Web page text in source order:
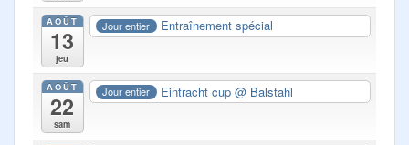
AOÛT
13
jeu
Jour entier Entraînement spécial
AOÛT
22
sam
Jour entier Eintracht cup@ Balstahl